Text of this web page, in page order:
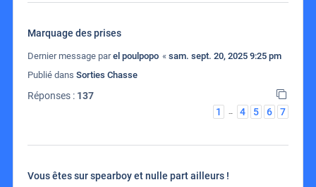
Marquage des prises
Dernier message parel poulpopo « sam. sept. 20, 2025 9:25 pm
Publié dans Sorties Chasse
Réponses : 137
1
4 5 6 7
Vous êtes sur spearboy et nulle part ailleurs !